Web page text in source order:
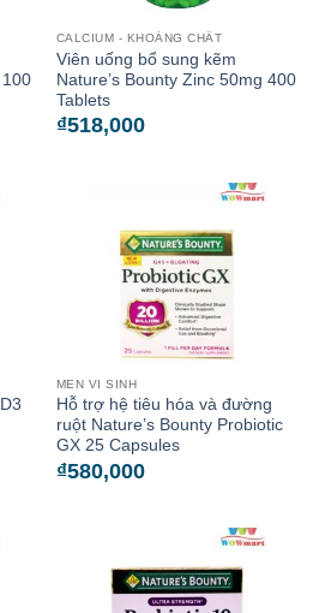
100
CALCIUM - KHOÁNG CHẤT
Viên uống bổ sung kẽm
Nature’s Bounty Zinc 50mg 400
Tablets
₫518,000
MEN VI SINH
Hỗ trợ hệ tiêu hóa và đường
ruột Nature’s Bounty Probiotic
GX 25 Capsules
₫580,000